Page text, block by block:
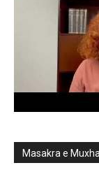
Masakra e